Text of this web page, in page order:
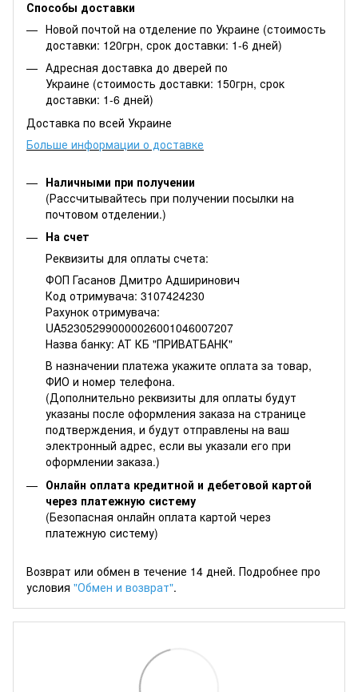
Способы доставки
Новой почтой на отделение по Украине (стоимость
доставки: 120грн, срок доставки: 1-6 дней)
Адресная доставка до дверей по
Украине (стоимость доставки: 150грн, срок
доставки: 1-6 дней)
Доставка по всей Украине
Больше информации о доставке
Наличными при получении
(Рассчитывайтесь при получении посылки на
почтовом отделении.)
На счет
Реквизиты для оплаты счета:
ФОП Гасанов Дмитро Адширинович
Код отримувача: 3107424230
Рахунок отримувача:
UA523052990000026001046007207
Назва банку: АТ КБ "ПРИВАТБАНК"
В назначении платежа укажите оплата за товар,
ФИО и номер телефона.
(Дополнительно реквизиты для оплаты будут
указаны после оформления заказа на странице
подтверждения, и будут отправлены на ваш
электронный адрес, если вы указали его при
оформлении заказа.)
Онлайн оплата кредитной и дебетовой картой
через платежную систему
(Безопасная онлайн оплата картой через
платежную систему)
Возврат или обмен в течение 14 дней. Подробнее про
условия "Обмен и возврат".